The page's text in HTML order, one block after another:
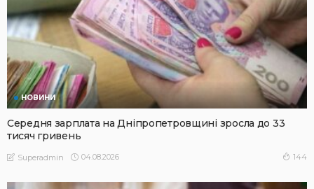
НОВИНИ
Середня зарплата на Дніпропетровщині зросла до 33
тисяч гривень
Superadmin 04.08.2026 144